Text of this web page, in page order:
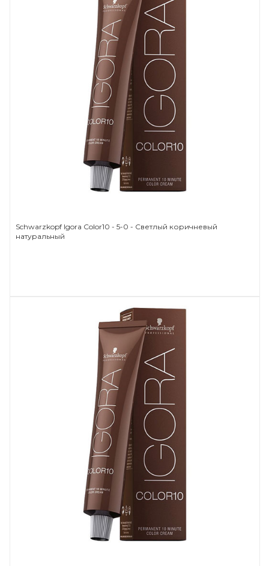
Schwarzkopf Igora Color10 - 5-0 - Светлый коричневый
натуральный